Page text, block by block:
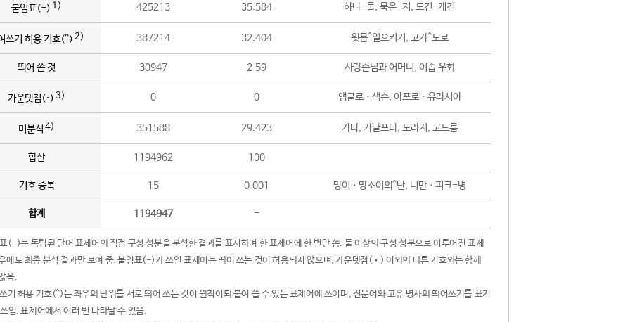
붙임표(-) 1) 425213 35.584 하나-둘, 묵은-지, 도긴-개긴
쓰기 허용 기호(^) 2) 387214 32.404 윗몸^일으키기, 고가^도로
띄어 쓴 것 30947 2.59 사랑손님과 어머니, 이솝 우화
가운뎃점(·) 3) 0 0 앵글로ㆍ색슨, 아프로ㆍ유라시아
미분석 4) 351588 29.423 가다, 가냘프다, 도라지, 고드름
합산 1194962 100
기호 중복 15 0.001 망이ㆍ망소이의^난, 니만ㆍ피크-병
합계 1194947 -
(-)는 독립된 단어 표제어의 직접 구성 성분을 분석한 결과를 표시하며 한 표제어에 한 번만 씀. 둘 이상의 구성 성분으로 이루어진 표제
에도 최종 분석 결과만 보여 줌. 붙임표(-)가 쓰인 표제어는 띄어 쓰는 것이 허용되지 않으며, 가운뎃점(•) 이외의 다른 기호와는 함께
음.
기 허용 기호(^)는 좌우의 단위를 서로 띄어 쓰는 것이 원칙이되 붙여 쓸 수 있는 표제어에 쓰이며, 전문어와 고유 명사의 띄어쓰기를 표기
임. 표제어에서 여러 번 나타날 수 있음.